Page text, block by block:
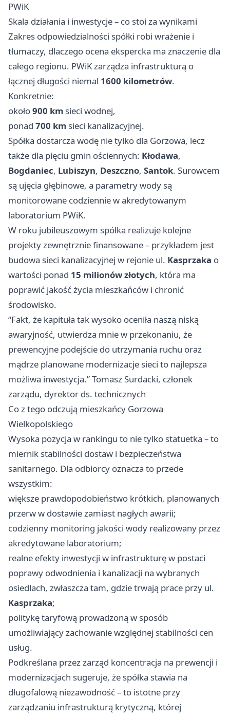
PWiK
Skala działania i inwestycje – co stoi za wynikami
Zakres odpowiedzialności spółki robi wrażenie i
tłumaczy, dlaczego ocena ekspercka ma znaczenie dla
całego regionu. PWiK zarządza infrastrukturą o
łącznej długości niemal 1600 kilometrów.
Konkretnie:
około900 km sieci wodnej,
ponad 700 km sieci kanalizacyjnej.
Spółka dostarcza wodę nie tylko dla Gorzowa, lecz
także dla pięciu gmin ościennych: Kłodawa,
Bogdaniec, Lubiszyn, Deszczno, Santok. Surowcem
są ujęcia głębinowe, a parametry wody są
monitorowane codziennie w akredytowanym
laboratorium PWiK.
W roku jubileuszowym spółka realizuje kolejne
projekty zewnętrznie finansowane – przykładem jest
budowa sieci kanalizacyjnej w rejonie ul. Kasprzaka o
wartości ponad 15 milionów złotych, która ma
poprawić jakość życia mieszkańców i chronić
środowisko.
“Fakt, że kapituła tak wysoko oceniła naszą niską
awaryjność, utwierdza mnie w przekonaniu, że
prewencyjne podejście do utrzymania ruchu oraz
mądrze planowane modernizacje sieci to najlepsza
możliwa inwestycja.” Tomasz Surdacki, członek
zarządu, dyrektor ds. technicznych
Co z tego odczują mieszkańcy Gorzowa
Wielkopolskiego
Wysoka pozycja w rankingu to nie tylko statuetka – to
miernik stabilności dostaw i bezpieczeństwa
sanitarnego. Dla odbiorcy oznacza to przede
wszystkim:
większe prawdopodobieństwo krótkich, planowanych
przerw w dostawie zamiast nagłych awarii;
codzienny monitoring jakości wody realizowany przez
akredytowane laboratorium;
realne efekty inwestycji w infrastrukturę w postaci
poprawy odwodnienia i kanalizacji na wybranych
osiedlach, zwłaszcza tam, gdzie trwają prace przy ul.
Kasprzaka;
politykę taryfową prowadzoną w sposób
umożliwiający zachowanie względnej stabilności cen
usług.
Podkreślana przez zarząd koncentracja na prewencji i
modernizacjach sugeruje, że spółka stawia na
długofalową niezawodność – to istotne przy
zarządzaniu infrastrukturą krytyczną, której